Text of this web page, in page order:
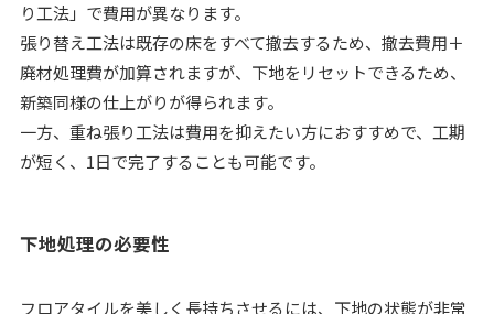
り工法」で費用が異なります。
張り替え工法は既存の床をすべて撤去するため、撤去費用＋
廃材処理費が加算されますが、下地をリセットできるため、
新築同様の仕上がりが得られます。
一方、重ね張り工法は費用を抑えたい方におすすめで、工期
が短く、1日で完了することも可能です。
下地処理の必要性
フロアタイルを美しく長持ちさせるには、下地の状態が非常